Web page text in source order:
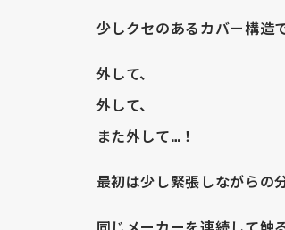
少しクセのあるカバー構造
外して、
外して、
また外して…！
最初は少し緊張しながらの